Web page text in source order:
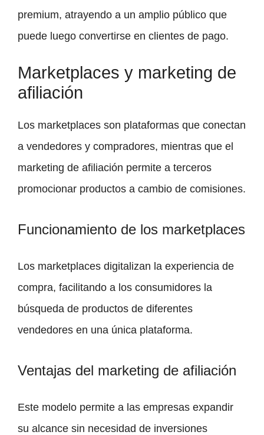
premium, atrayendo a un amplio público que
puede luego convertirse en clientes de pago.
Marketplaces y marketing de
afiliación
Los marketplaces son plataformas que conectan
a vendedores y compradores, mientras que el
marketing de afiliación permite a terceros
promocionar productos a cambio de comisiones.
Funcionamiento de los marketplaces
Los marketplaces digitalizan la experiencia de
compra, facilitando a los consumidores la
búsqueda de productos de diferentes
vendedores en una única plataforma.
Ventajas del marketing de afiliación
Este modelo permite a las empresas expandir
su alcance sin necesidad de inversiones